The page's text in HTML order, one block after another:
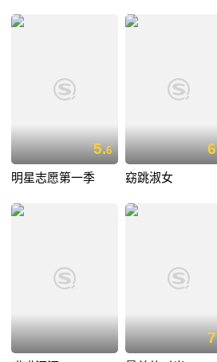
5.6
明星志愿第一季 窈跳淑女